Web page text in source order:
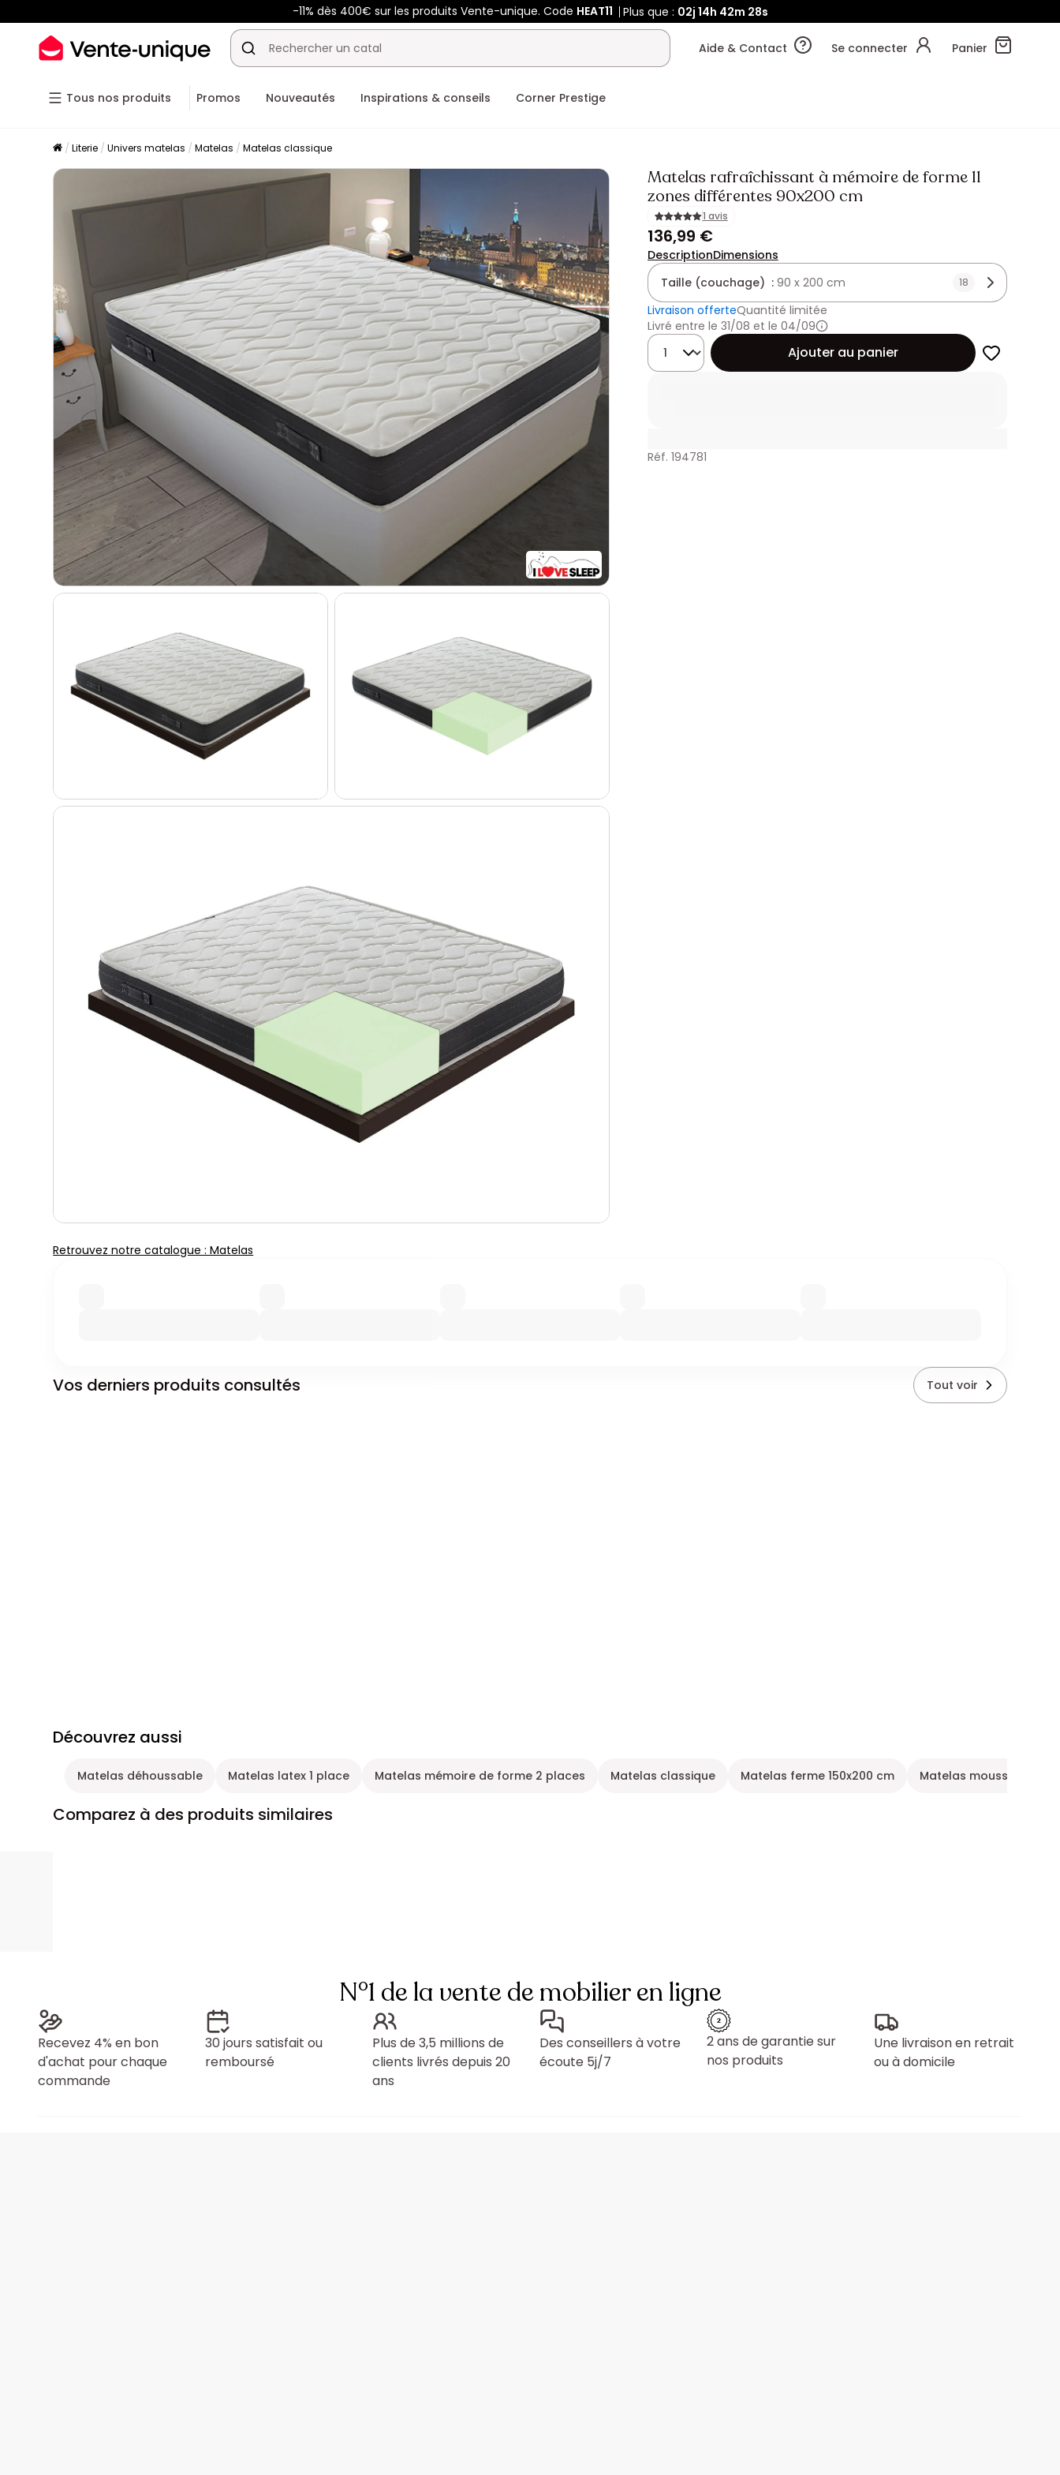
-11% dès 400€ sur les produits Vente-unique. Code HEAT11 Plus que : 02j 14h 42m 26s
Aide & Contact Se connecter Panier
Tous nos produits Promos Nouveautés Inspirations & conseils Corner Prestige
Literie Univers matelas Matelas Matelas classique
Matelas rafraîchissant à mémoire de forme 11
zones différentes 90x200 cm
1 avis
136,99 €
DescriptionDimensions
Taille (couchage) : 90 x 200 cm 18
Livraison offerteQuantité limitée
Livré entre le 31/08 et le 04/09
Quantité
Ajouter au panier
Réf. 194781
Retrouvez notre catalogue : Matelas
Vos derniers produits consultés Tout voir
Découvrez aussi
Matelas déhoussable Matelas latex 1 place Matelas mémoire de forme 2 places Matelas classique Matelas ferme 150x200 cm Matelas mousse 1 place
Comparez à des produits similaires
N°1 de la vente de mobilier en ligne
Recevez 4% en bon
d'achat pour chaque
commande
30 jours satisfait ou
remboursé
Plus de 3,5 millions de
clients livrés depuis 20
ans
Des conseillers à votre
écoute 5j/7
2 ans de garantie sur
nos produits
Une livraison en retrait
ou à domicile